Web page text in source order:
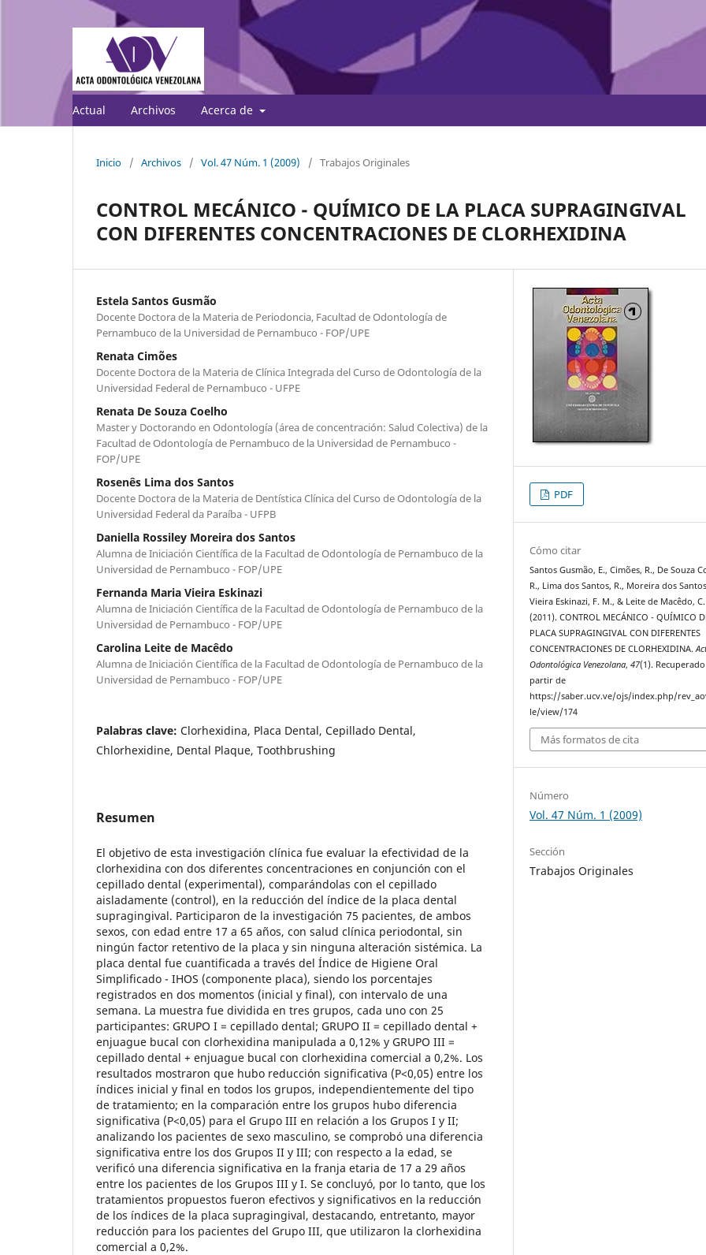
Actual Archivos Acerca de
Inicio / Archivos / Vol. 47 Núm. 1 (2009) / Trabajos Originales
CONTROL MECÁNICO - QUÍMICO DE LA PLACA SUPRAGINGIVAL
CON DIFERENTES CONCENTRACIONES DE CLORHEXIDINA
Estela Santos Gusmão
Docente Doctora de la Materia de Periodoncia, Facultad de Odontología de
Pernambuco de la Universidad de Pernambuco - FOP/UPE
Renata Cimões
Docente Doctora de la Materia de Clínica Integrada del Curso de Odontología de la
Universidad Federal de Pernambuco - UFPE
Renata De Souza Coelho
Master y Doctorando en Odontología (área de concentración: Salud Colectiva) de la
Facultad de Odontología de Pernambuco de la Universidad de Pernambuco -
FOP/UPE
Rosenês Lima dos Santos
Docente Doctora de la Materia de Dentística Clínica del Curso de Odontología de la
Universidad Federal da Paraíba - UFPB
Daniella Rossiley Moreira dos Santos
Alumna de Iniciación Científica de la Facultad de Odontología de Pernambuco de la
Universidad de Pernambuco - FOP/UPE
Fernanda Maria Vieira Eskinazi
Alumna de Iniciación Científica de la Facultad de Odontología de Pernambuco de la
Universidad de Pernambuco - FOP/UPE
Carolina Leite de Macêdo
Alumna de Iniciación Científica de la Facultad de Odontología de Pernambuco de la
Universidad de Pernambuco - FOP/UPE
Palabras clave: Clorhexidina, Placa Dental, Cepillado Dental,
Chlorhexidine, Dental Plaque, Toothbrushing
Resumen
El objetivo de esta investigación clínica fue evaluar la efectividad de la
clorhexidina con dos diferentes concentraciones en conjunción con el
cepillado dental (experimental), comparándolas con el cepillado
aisladamente (control), en la reducción del índice de la placa dental
supragingival. Participaron de la investigación 75 pacientes, de ambos
sexos, con edad entre 17 a 65 años, con salud clínica periodontal, sin
ningún factor retentivo de la placa y sin ninguna alteración sistémica. La
placa dental fue cuantificada a través del Índice de Higiene Oral
Simplificado - IHOS (componente placa), siendo los porcentajes
registrados en dos momentos (inicial y final), con intervalo de una
semana. La muestra fue dividida en tres grupos, cada uno con 25
participantes: GRUPO I = cepillado dental; GRUPO II = cepillado dental +
enjuague bucal con clorhexidina manipulada a 0,12% y GRUPO III =
cepillado dental + enjuague bucal con clorhexidina comercial a 0,2%. Los
resultados mostraron que hubo reducción significativa (P<0,05) entre los
índices inicial y final en todos los grupos, independientemente del tipo
de tratamiento; en la comparación entre los grupos hubo diferencia
significativa (P<0,05) para el Grupo III en relación a los Grupos I y II;
analizando los pacientes de sexo masculino, se comprobó una diferencia
significativa entre los dos Grupos II y III; con respecto a la edad, se
verificó una diferencia significativa en la franja etaria de 17 a 29 años
entre los pacientes de los Grupos III y I. Se concluyó, por lo tanto, que los
tratamientos propuestos fueron efectivos y significativos en la reducción
de los índices de la placa supragingival, destacando, entretanto, mayor
reducción para los pacientes del Grupo III, que utilizaron la clorhexidina
comercial a 0,2%.
PDF
Cómo citar
Santos Gusmão, E., Cimões, R., De Souza
R., Lima dos Santos, R., Moreira dos
Vieira Eskinazi, F. M., & Leite de Macêdo, C.
(2011). CONTROL MECÁNICO - QUÍMICO
PLACA SUPRAGINGIVAL CON DIFERENTES
CONCENTRACIONES DE CLORHEXIDINA.
Odontológica Venezolana,47(1).
partir de
https://saber.ucv.ve/ojs/index.php/
le/view/174
Más formatos de cita
Número
Vol. 47 Núm. 1 (2009)
Sección
Trabajos Originales